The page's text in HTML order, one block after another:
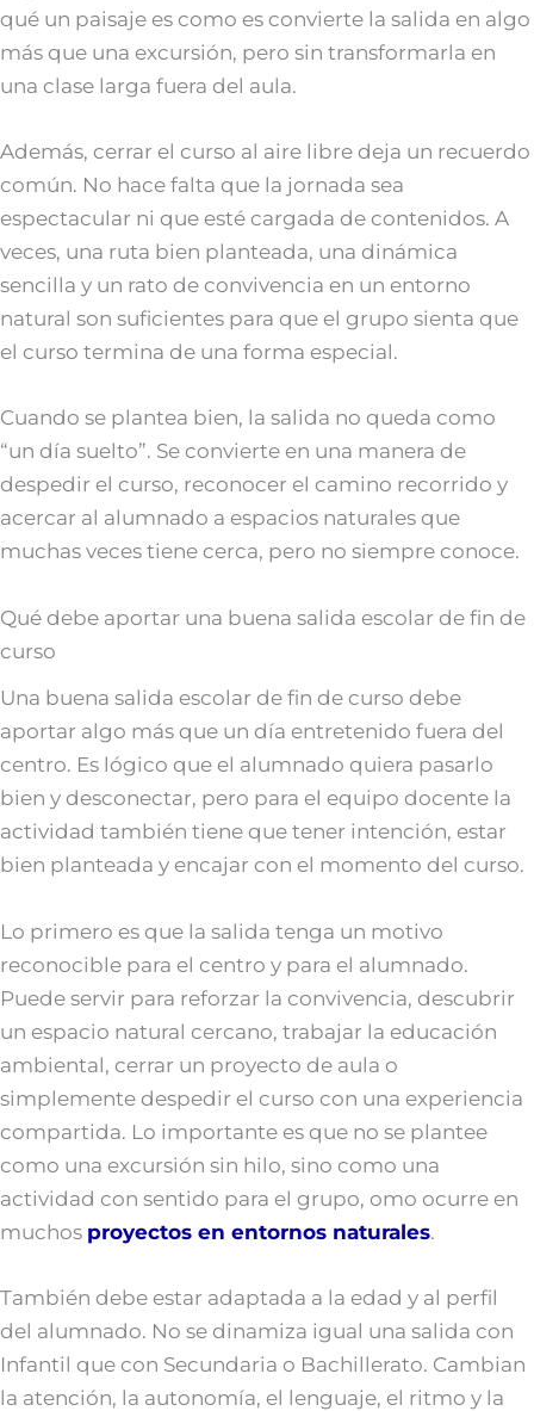
qué un paisaje es como es convierte la salida en algo
más que una excursión, pero sin transformarla en
una clase larga fuera del aula.
Además, cerrar el curso al aire libre deja un recuerdo
común. No hace falta que la jornada sea
espectacular ni que esté cargada de contenidos. A
veces, una ruta bien planteada, una dinámica
sencilla y un rato de convivencia en un entorno
natural son suficientes para que el grupo sienta que
el curso termina de una forma especial.
Cuando se plantea bien, la salida no queda como
“un día suelto”. Se convierte en una manera de
despedir el curso, reconocer el camino recorrido y
acercar al alumnado a espacios naturales que
muchas veces tiene cerca, pero no siempre conoce.
Qué debe aportar una buena salida escolar de fin de
curso
Una buena salida escolar de fin de curso debe
aportar algo más que un día entretenido fuera del
centro. Es lógico que el alumnado quiera pasarlo
bien y desconectar, pero para el equipo docente la
actividad también tiene que tener intención, estar
bien planteada y encajar con el momento del curso.
Lo primero es que la salida tenga un motivo
reconocible para el centro y para el alumnado.
Puede servir para reforzar la convivencia, descubrir
un espacio natural cercano, trabajar la educación
ambiental, cerrar un proyecto de aula o
simplemente despedir el curso con una experiencia
compartida. Lo importante es que no se plantee
como una excursión sin hilo, sino como una
actividad con sentido para el grupo, omo ocurre en
muchos proyectos en entornos naturales.
También debe estar adaptada a la edad y al perfil
del alumnado. No se dinamiza igual una salida con
Infantil que con Secundaria o Bachillerato. Cambian
la atención, la autonomía, el lenguaje, el ritmo y la